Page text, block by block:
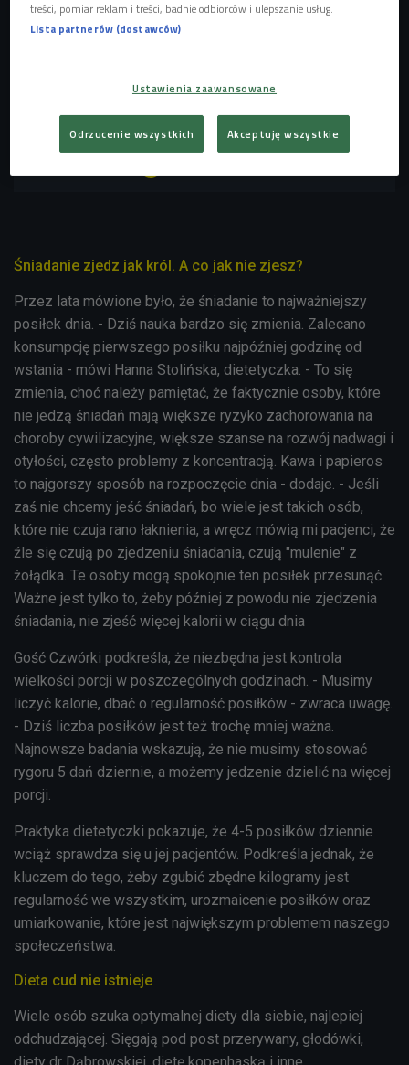
zdrowego odżywiania".
O mitach ukrytych w jedzeniu i dietach opowiada Hanna
mity zdrowego odżywiania" (Pierwsze słyszę/Czwórka)
Śniadanie zjedz jak król. A co jak nie zjesz?
Przez lata mówione było, że śniadanie to najważniejszy
posiłek dnia. - Dziś nauka bardzo się zmienia. Zalecano
konsumpcję pierwszego posiłku najpóźniej godzinę od
wstania - mówi Hanna Stolińska, dietetyczka. - To się
zmienia, choć należy pamiętać, że faktycznie osoby, które
nie jedzą śniadań mają większe ryzyko zachorowania na
choroby cywilizacyjne, większe szanse na rozwój nadwagi i
otyłości, często problemy z koncentracją. Kawa i papieros
to najgorszy sposób na rozpoczęcie dnia - dodaje. - Jeśli
zaś nie chcemy jeść śniadań, bo wiele jest takich osób,
które nie czuja rano łaknienia, a wręcz mówią mi pacjenci, że
źle się czują po zjedzeniu śniadania, czują "mulenie" z
żołądka. Te osoby mogą spokojnie ten posiłek przesunąć.
Ważne jest tylko to, żeby później z powodu nie zjedzenia
śniadania, nie zjeść więcej kalorii w ciągu dnia
Gość Czwórki podkreśla, że niezbędna jest kontrola
wielkości porcji w poszczególnych godzinach. - Musimy
liczyć kalorie, dbać o regularność posiłków - zwraca uwagę.
- Dziś liczba posiłków jest też trochę mniej ważna.
Najnowsze badania wskazują, że nie musimy stosować
rygoru 5 dań dziennie, a możemy jedzenie dzielić na więcej
porcji.
Praktyka dietetyczki pokazuje, że 4-5 posiłków dziennie
wciąż sprawdza się u jej pacjentów. Podkreśla jednak, że
kluczem do tego, żeby zgubić zbędne kilogramy jest
regularność we wszystkim, urozmaicenie posiłków oraz
umiarkowanie, które jest największym problemem naszego
społeczeństwa.
Dieta cud nie istnieje
Wiele osób szuka optymalnej diety dla siebie, najlepiej
odchudzającej. Sięgają pod post przerywany, głodówki,
treści, pomiar reklam i treści, badnie odbiorców i ulepszanie usług.
Lista partnerów (dostawców)
Ustawienia zaawansowane
Odrzucenie wszystkich Akceptuję wszystkie